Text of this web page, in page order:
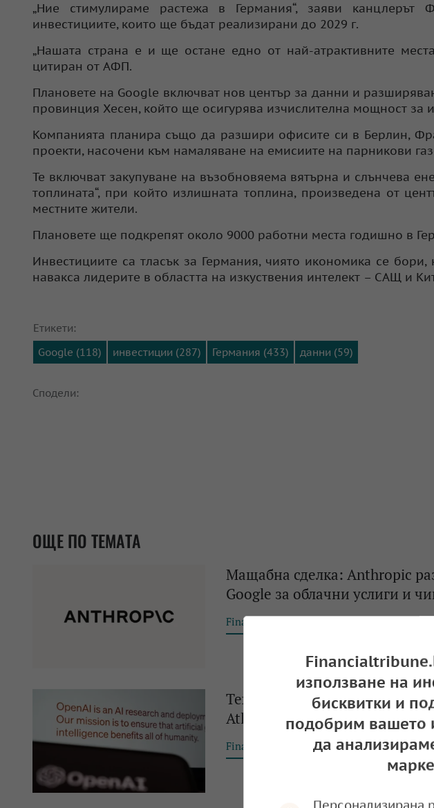
„Ние стимулираме растежа в Германия“, заяви
инвестициите, които ще бъдат реализирани до 2029 г.
„Нашата страна е и ще остане едно от най-атрактивните
цитиран от АФП.
Плановете на Google включват нов център за данни и
провинция Хесен, който ще осигурява изчислителна мощност за
Компанията планира също да разшири офисите си в Берлин,
проекти, насочени към намаляване на емисиите на парникови
Те включват закупуване на възобновяема вятърна и слънчева
топлината“, при който излишната топлина, произведена от
местните жители.
Плановете ще подкрепят около 9000 работни места годишно в
Инвестициите са тласък за Германия, чиято икономика се
навакса лидерите в областта на изкуствения интелект – САЩ и
Етикети:
Google (118)
инвестиции (287) Германия (433) данни (59)
Сподели:
ОЩЕ ПО ТЕМАТА
Мащабна сделка: Anthropic
Google за облачни услиги и
Financial Tribune
Технологична надпревара:
Atlas в конкуренция с Google
Financial Tribune
използване на
бисквитки и
подобрим вашето
да